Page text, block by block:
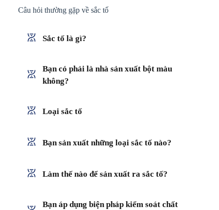
Câu hỏi thường gặp về sắc tố
Sắc tố là gì?
Bạn có phải là nhà sản xuất bột màu
không?
Loại sắc tố
Bạn sản xuất những loại sắc tố nào?
Làm thế nào để sản xuất ra sắc tố?
Bạn áp dụng biện pháp kiểm soát chất